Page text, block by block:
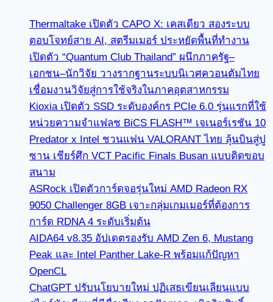
Thermaltake เปิดตัว CAPO X: เคสเดียว สองระบบ
ตอบโจทย์สาย AI, สตรีมเมอร์ ประหยัดพื้นที่ทำงาน
เปิดตัว “Quantum Club Thailand” ผนึกภาครัฐ–
เอกชน–นักวิจัย วางรากฐานระบบนิเวศควอนตัมไทย
เชื่อมงานวิจัยสู่การใช้จริงในภาคอุตสาหกรรม
Kioxia เปิดตัว SSD ระดับองค์กร PCIe 6.0 รุ่นแรกที่ใช้
หน่วยความจำแฟลช BiCS FLASH™ เจเนอร์เรชัน 10
Predator x Intel ชวนแฟน VALORANT ไทย ลุ้นบินสู่ปู
ซาน เชียร์ศึก VCT Pacific Finals Busan แบบติดขอบ
สนาม
ASRock เปิดตัวการ์ดจอรุ่นใหม่ AMD Radeon RX
9050 Challenger 8GB เจาะกลุ่มเกมเมอร์ที่ต้องการ
การ์ด RDNA 4 ระดับเริ่มต้น
AIDA64 v8.35 อัปเดตรองรับ AMD Zen 6, Mustang
Peak และ Intel Panther Lake-R พร้อมแก้ปัญหา
OpenCL
ChatGPT ปรับนโยบายใหม่ ปฏิเสธเขียนเลียนแบบ